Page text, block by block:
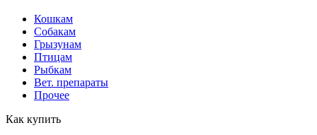
Кошкам
Собакам
Грызунам
Птицам
Рыбкам
Вет. препараты
Прочее
Как купить